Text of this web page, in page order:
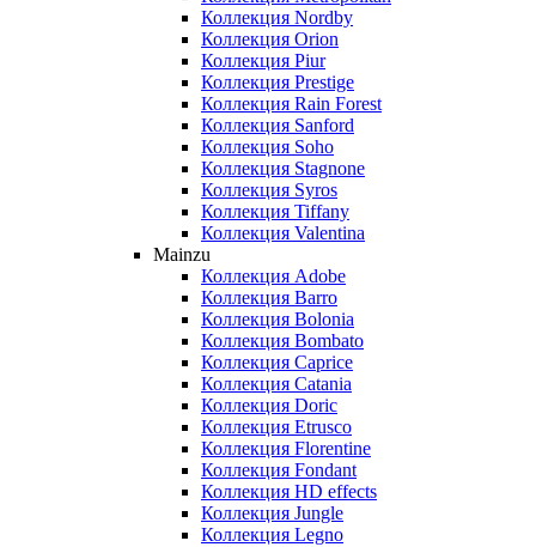
Коллекция Nordby
Коллекция Orion
Коллекция Piur
Коллекция Prestige
Коллекция Rain Forest
Коллекция Sanford
Коллекция Soho
Коллекция Stagnone
Коллекция Syros
Коллекция Tiffany
Коллекция Valentina
Mainzu
Коллекция Adobe
Коллекция Barro
Коллекция Bolonia
Коллекция Bombato
Коллекция Caprice
Коллекция Catania
Коллекция Doric
Коллекция Etrusco
Коллекция Florentine
Коллекция Fondant
Коллекция HD effects
Коллекция Jungle
Коллекция Legno